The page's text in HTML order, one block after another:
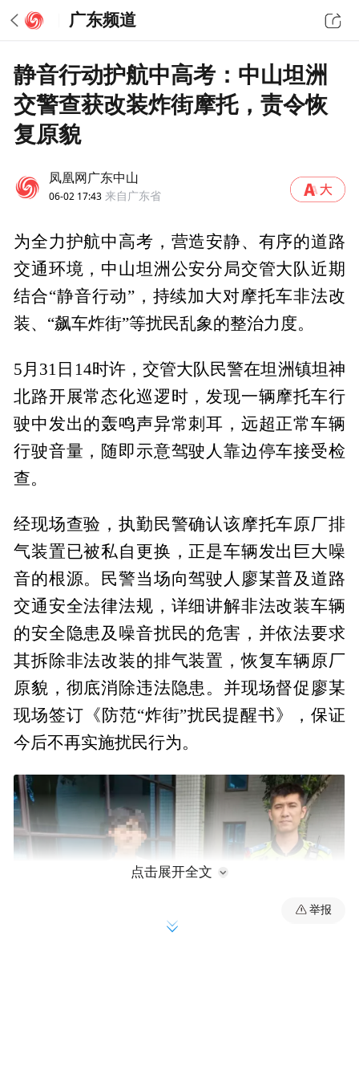
广东频道
静音行动护航中高考：中山坦洲
交警查获改装炸街摩托，责令恢
复原貌
凤凰网广东中山
06-02 17:43 来自广东省
为全力护航中高考，营造安静、有序的道路
交通环境，中山坦洲公安分局交管大队近期
结合“静音行动”，持续加大对摩托车非法改
装、“飙车炸街”等扰民乱象的整治力度。
5月31日14时许，交管大队民警在坦洲镇坦神
北路开展常态化巡逻时，发现一辆摩托车行
驶中发出的轰鸣声异常刺耳，远超正常车辆
行驶音量，随即示意驾驶人靠边停车接受检
查。
经现场查验，执勤民警确认该摩托车原厂排
气装置已被私自更换，正是车辆发出巨大噪
音的根源。民警当场向驾驶人廖某普及道路
交通安全法律法规，详细讲解非法改装车辆
的安全隐患及噪音扰民的危害，并依法要求
其拆除非法改装的排气装置，恢复车辆原厂
原貌，彻底消除违法隐患。并现场督促廖某
现场签订《防范“炸街”扰民提醒书》，保证
今后不再实施扰民行为。
点击展开全文
举报